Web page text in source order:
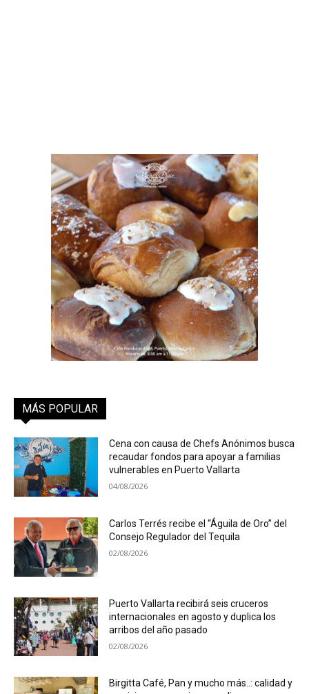
MÁS POPULAR
Cena con causa de Chefs Anónimos busca
recaudar fondos para apoyar a familias
vulnerables en Puerto Vallarta
04/08/2026
Carlos Terrés recibe el “Águila de Oro” del
Consejo Regulador del Tequila
02/08/2026
Puerto Vallarta recibirá seis cruceros
internacionales en agosto y duplica los
arribos del año pasado
02/08/2026
Birgitta Café, Pan y mucho más..: calidad y